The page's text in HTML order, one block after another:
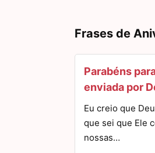
Frases de
Parabéns
enviada por
Eu creio que
que sei que Ele
nossas…